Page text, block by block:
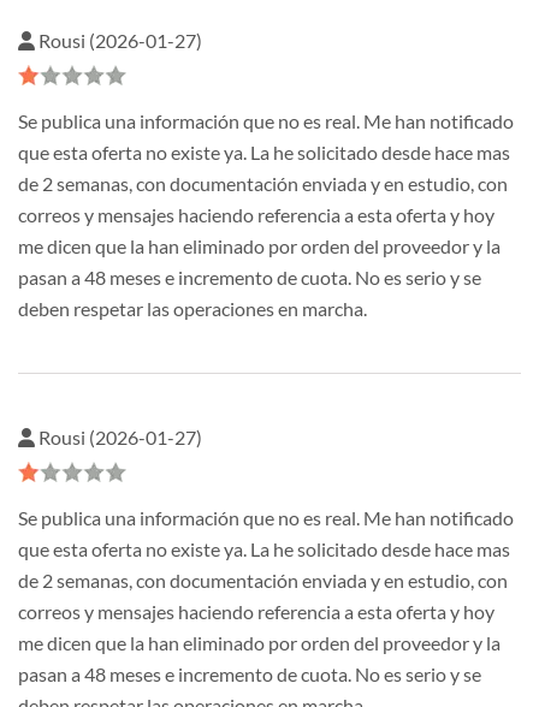
Rousi (2026-01-27)
Se publica una información que no es real. Me han notificado
que esta oferta no existe ya. La he solicitado desde hace mas
de 2 semanas, con documentación enviada y en estudio, con
correos y mensajes haciendo referencia a esta oferta y hoy
me dicen que la han eliminado por orden del proveedor y la
pasan a 48 meses e incremento de cuota. No es serio y se
deben respetar las operaciones en marcha.
Rousi (2026-01-27)
Se publica una información que no es real. Me han notificado
que esta oferta no existe ya. La he solicitado desde hace mas
de 2 semanas, con documentación enviada y en estudio, con
correos y mensajes haciendo referencia a esta oferta y hoy
me dicen que la han eliminado por orden del proveedor y la
pasan a 48 meses e incremento de cuota. No es serio y se